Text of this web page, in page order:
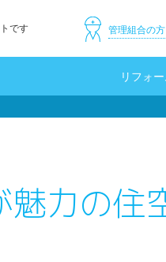
です 管理組合の方
リフォ
力の住